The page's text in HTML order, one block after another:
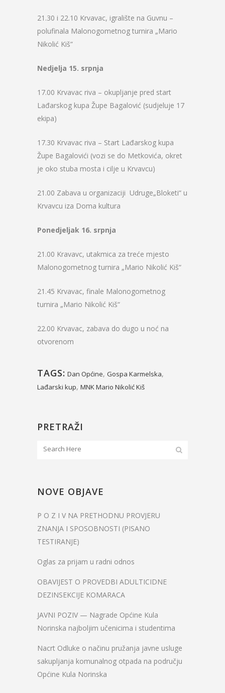
21.30 i 22.10 Krvavac, igralište na Guvnu –
polufinala Malonogometnog turnira „Mario
Nikolić Kiš“
Nedjelja 15. srpnja
17.00 Krvavac riva – okupljanje pred start
Lađarskog kupa Župe Bagalović (sudjeluje 17
ekipa)
17.30 Krvavac riva – Start Lađarskog kupa
Župe Bagalovići (vozi se do Metkovića, okret
je oko stuba mosta i cilje u Krvavcu)
21.00 Zabava u organizaciji Udruge„Bloketi“ u
Krvavcu iza Doma kultura
Ponedjeljak 16. srpnja
21.00 Kravavc, utakmica za treće mjesto
Malonogometnog turnira „Mario Nikolić Kiš“
21.45 Krvavac, finale Malonogometnog
turnira „Mario Nikolić Kiš“
22.00 Krvavac, zabava do dugo u noć na
otvorenom
TAGS: Dan Općine, Gospa Karmelska,
Lađarski kup, MNK Mario Nikolić Kiš
PRETRAŽI
NOVE OBJAVE
P O Z I V NA PRETHODNU PROVJERU
ZNANJA I SPOSOBNOSTI (PISANO
TESTIRANJE)
Oglas za prijam u radni odnos
OBAVIJEST O PROVEDBI ADULTICIDNE
DEZINSEKCIJE KOMARACA
JAVNI POZIV — Nagrade Općine Kula
Norinska najboljim učenicima i studentima
Nacrt Odluke o načinu pružanja javne usluge
sakupljanja komunalnog otpada na području
Općine Kula Norinska